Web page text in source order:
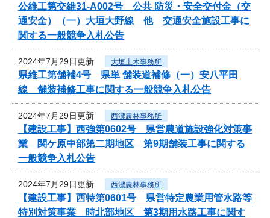
公維工第交維31-A002号 公共 防災・安全交付金（交
通安全）（一）大垣大野線 他 交通安全施設工事に
関する一般競争入札公告
2024年7月29日更新 大垣土木事務所
県維工第舗補4号 県単 舗装道補修（一）安八平田
線 舗装補修工事に関する一般競争入札公告
2024年7月29日更新 西濃農林事務所
【建設工事】西強第0602号 県営農道施設強化対策事
業 関ケ原中部第二期地区 第9期舗装工事に関する
一般競争入札公告
2024年7月29日更新 西濃農林事務所
【建設工事】西特第0601号 県営特定農業用管水路等
特別対策事業 時北部地区 第3期用水路工事に関す